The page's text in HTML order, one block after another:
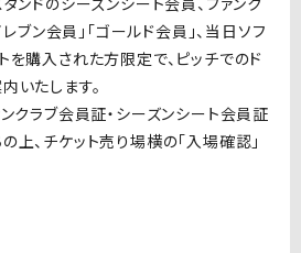
ブン会員」「ゴールド会員」、当日ソフ
を購入された方限定で、ピッチでのド
いたします。
ンクラブ会員証・シーズンシート会員証
上、チケット売り場横の「入場確認」